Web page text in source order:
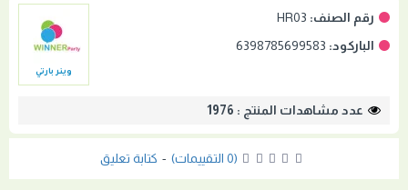
رقم الصنف: HR03
الباركود: 6398785699583
وينر بارتي
عدد مشاهدات المنتج : 1976
(0 التقييمات) - كتابة تعليق